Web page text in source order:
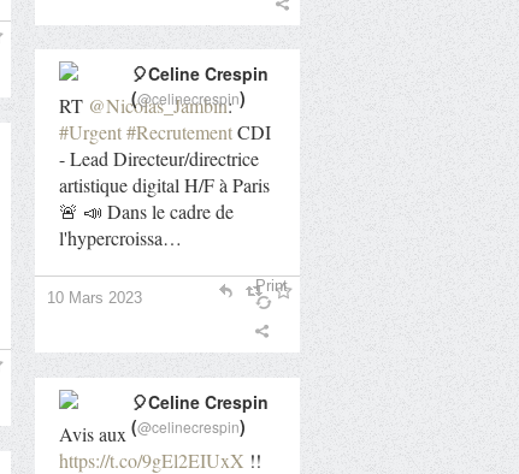
RT @Nicolas_Jambin:
#Urgent#RecrutementCDI
- Lead Directeur/directrice
artistique digital H/F à Paris
🚨 📣 Dans le cadre de
l'hypercroissa…
🎈Celine Crespin
(@celinecrespin)
10 Mars 2023
Print
Avis aux
https://t.co/9gEl2EIUxX !!
🎈Celine Crespin
(@celinecrespin)